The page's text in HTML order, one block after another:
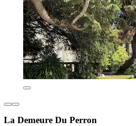
La Demeure Du Perron